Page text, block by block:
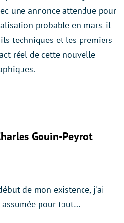
une annonce attendue pour
probable en mars, il
techniques et les premiers
réel de cette nouvelle
Gouin-Peyrot
de mon existence, j'ai
pour tout…